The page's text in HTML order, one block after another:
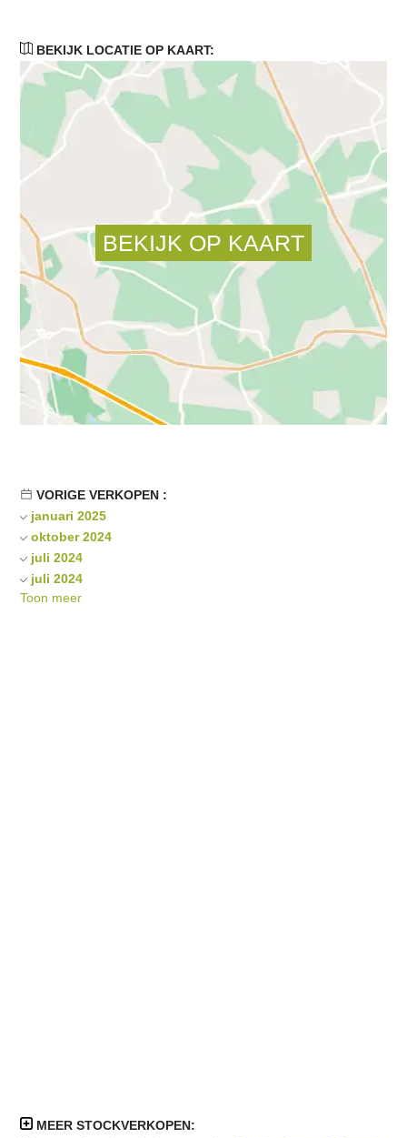
BEKIJK LOCATIE OP KAART:
VORIGE VERKOPEN :
januari 2025
oktober 2024
juli 2024
juli 2024
mei 2024
Toon meer
MEER STOCKVERKOPEN: